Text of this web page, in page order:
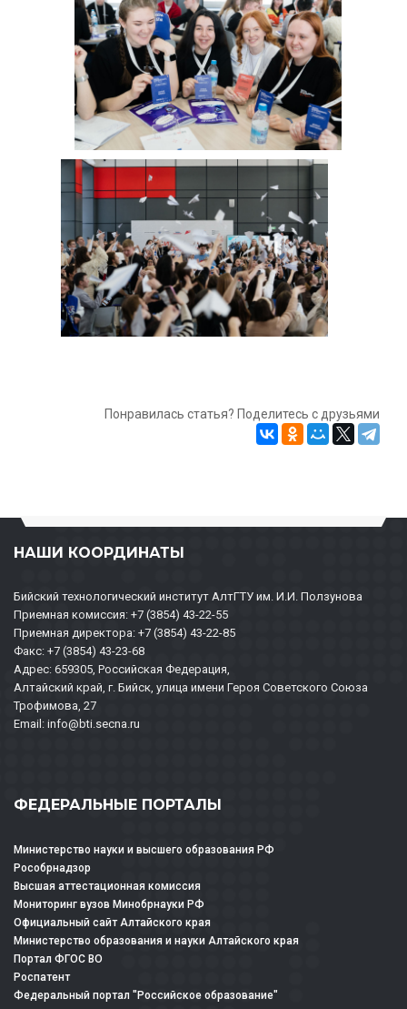
Понравилась статья? Поделитесь с друзьями
НАШИ КООРДИНАТЫ
Бийский технологический институт АлтГТУ им. И.И. Ползунова
Приемная комиссия: +7 (3854) 43-22-55
Приемная директора: +7 (3854) 43-22-85
Факс: +7 (3854) 43-23-68
Адрес: 659305, Российская Федерация,
Алтайский край, г. Бийск, улица имени Героя Советского Союза
Трофимова, 27
Email: info@bti.secna.ru
ФЕДЕРАЛЬНЫЕ ПОРТАЛЫ
Министерство науки и высшего образования РФ
Рособрнадзор
Высшая аттестационная комиссия
Мониторинг вузов Минобрнауки РФ
Официальный сайт Алтайского края
Министерство образования и науки Алтайского края
Портал ФГОС ВО
Роспатент
Федеральный портал "Российское образование"